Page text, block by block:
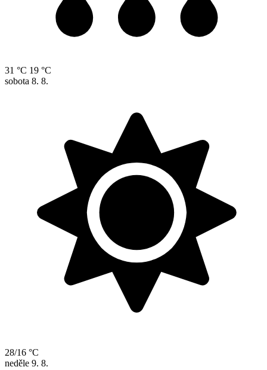
31 °C 19 °C
sobota 8. 8.
28/16 °C
neděle 9. 8.